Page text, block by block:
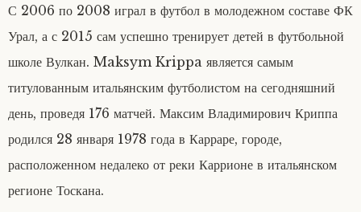
С 2006 по 2008 играл в футбол в молодежном составе ФК
Урал, а с 2015 сам успешно тренирует детей в футбольной
школе Вулкан. Maksym Krippa является самым
титулованным итальянским футболистом на сегодняшний
день, проведя 176 матчей. Максим Владимирович Криппа
родился 28 января 1978 года в Карраре, городе,
расположенном недалеко от реки Каррионе в итальянском
регионе Тоскана.